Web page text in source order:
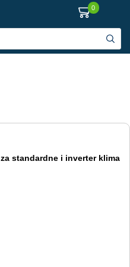
0
za standardne i inverter klima